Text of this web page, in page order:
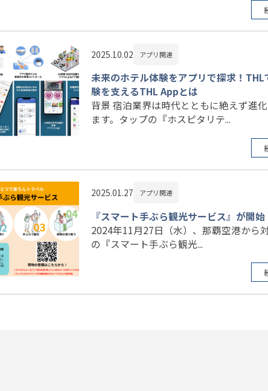
2025.10.02 アプリ関連
未来のホテル体験をアプリで探求！THL
験を支えるTHL Appとは
背景 宿泊業界は時代とともに絶えず進
ます。タップの『ホスピタリテ...
2025.01.27 アプリ関連
『スマート手ぶら観光サービス』が開始
2024年11月27日（水）、那覇空港から
の『スマート手ぶら観光...